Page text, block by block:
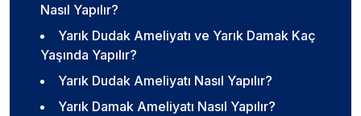
Nasıl Yapılır?
Yarık Dudak Ameliyatı ve Yarık Damak Kaç
Yaşında Yapılır?
Yarık Dudak Ameliyatı Nasıl Yapılır?
Yarık Damak Ameliyatı Nasıl Yapılır?